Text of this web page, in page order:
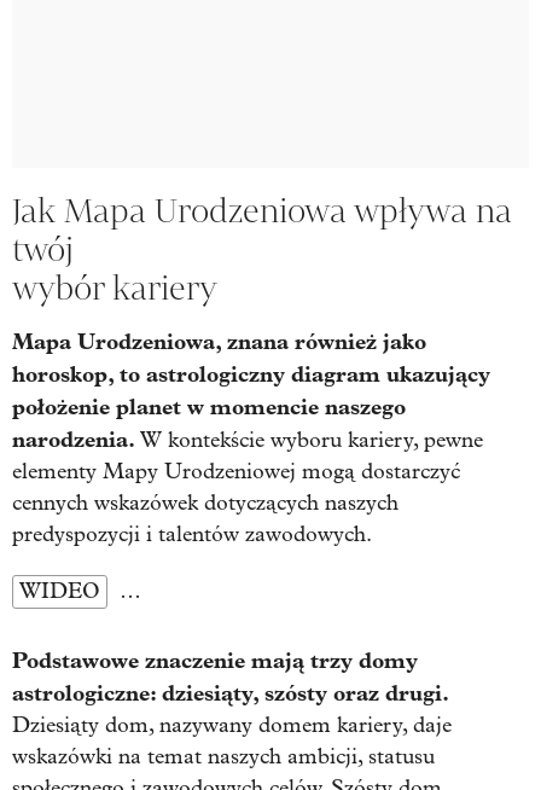
Jak Mapa Urodzeniowa wpływa na
twój
wybór kariery
Mapa Urodzeniowa, znana również jako
horoskop, to astrologiczny diagram ukazujący
położenie planet w momencie naszego
narodzenia. W kontekście wyboru kariery, pewne
elementy Mapy Urodzeniowej mogą dostarczyć
cennych wskazówek dotyczących naszych
predyspozycji i talentów zawodowych.
WIDEO …
Podstawowe znaczenie mają trzy domy
astrologiczne: dziesiąty, szósty oraz drugi.
Dziesiąty dom, nazywany domem kariery, daje
wskazówki na temat naszych ambicji, statusu